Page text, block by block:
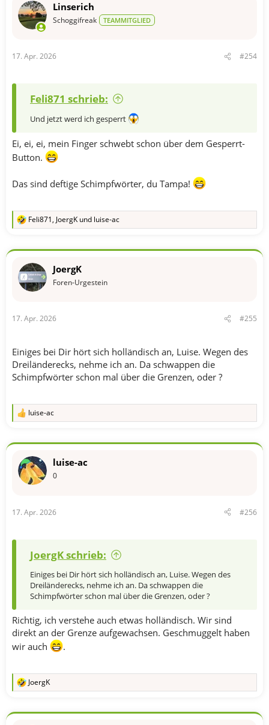
o
:
Linserich
Schoggifreak TEAMMITGLIED
17. Apr. 2026 #254
Feli871 schrieb:
Und jetzt werd ich gesperrt
Ei, ei, ei, mein Finger schwebt schon über dem Gesperrt-
Button.
Das sind deftige Schimpfwörter, du Tampa!
R
k
o
:
Feli871, JoergK und luise-ac
JoergK
Foren-Urgestein
17. Apr. 2026 #255
Einiges bei Dir hört sich holländisch an, Luise. Wegen des
Dreiländerecks, nehme ich an. Da schwappen die
Schimpfwörter schon mal über die Grenzen, oder ?
R
k
o
:
luise-ac
luise-ac
0
17. Apr. 2026 #256
JoergK schrieb:
Einiges bei Dir hört sich holländisch an, Luise. Wegen des
Dreiländerecks, nehme ich an. Da schwappen die
Schimpfwörter schon mal über die Grenzen, oder ?
Richtig, ich verstehe auch etwas holländisch. Wir sind
direkt an der Grenze aufgewachsen. Geschmuggelt haben
wir auch
.
R
k
JoergK